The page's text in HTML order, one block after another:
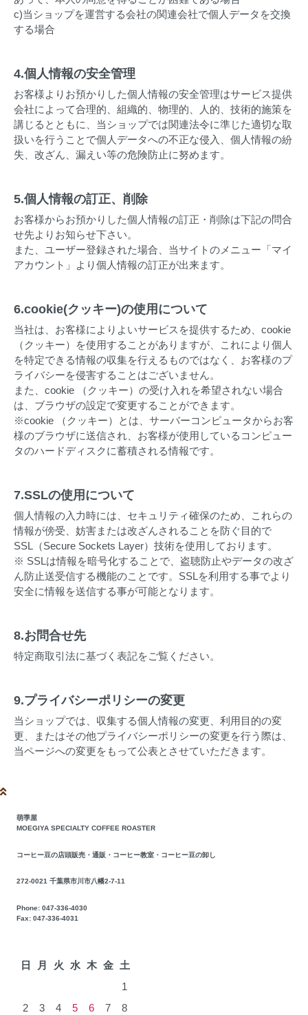
c)当ショップを運営する会社の関連会社で個人データを交換
する場合
4.個人情報の安全管理
お客様よりお預かりした個人情報の安全管理はサービス提供
会社によって合理的、組織的、物理的、人的、技術的施策を
講じるとともに、当ショップでは関連法令に準じた適切な取
扱いを行うことで個人データへの不正な侵入、個人情報の紛
失、改ざん、漏えい等の危険防止に努めます。
5.個人情報の訂正、削除
お客様からお預かりした個人情報の訂正・削除は下記の問合
せ先よりお知らせ下さい。
また、ユーザー登録された場合、当サイトのメニュー「マイ
アカウント」より個人情報の訂正が出来ます。
6.cookie(クッキー)の使用について
当社は、お客様によりよいサービスを提供するため、cookie
（クッキー）を使用することがありますが、これにより個人
を特定できる情報の収集を行えるものではなく、お客様のプ
ライバシーを侵害することはございません。
また、cookie （クッキー）の受け入れを希望されない場合
は、ブラウザの設定で変更することができます。
※cookie （クッキー）とは、サーバーコンピュータからお客
様のブラウザに送信され、お客様が使用しているコンピュー
タのハードディスクに蓄積される情報です。
7.SSLの使用について
個人情報の入力時には、セキュリティ確保のため、これらの
情報が傍受、妨害または改ざんされることを防ぐ目的で
SSL（Secure Sockets Layer）技術を使用しております。
※ SSLは情報を暗号化することで、盗聴防止やデータの改ざ
ん防止送受信する機能のことです。SSLを利用する事でより
安全に情報を送信する事が可能となります。
8.お問合せ先
特定商取引法に基づく表記をご覧ください。
9.プライバシーポリシーの変更
当ショップでは、収集する個人情報の変更、利用目的の変
更、またはその他プライバシーポリシーの変更を行う際は、
当ページへの変更をもって公表とさせていただきます。
萌季屋
MOEGIYA SPECIALTY COFFEE ROASTER
コーヒー豆の店頭販売・通販・コーヒー教室・コーヒー豆の卸し
272-0021 千葉県市川市八幡2-7-11
Phone: 047-336-4030
Fax: 047-336-4031
日
月 火 水 木 金
土
1
2
3 4 5 6 7
8